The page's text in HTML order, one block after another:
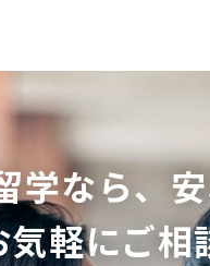
なら、
気軽にご相